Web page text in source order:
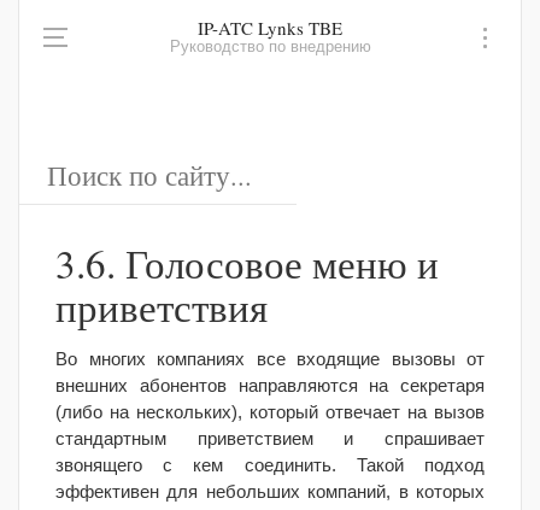
IP-ATC Lynks TBE
Руководство по внедрению
3.6. Голосовое меню и
приветствия
Во многих компаниях все входящие вызовы от
внешних абонентов направляются на секретаря
(либо на нескольких), который отвечает на вызов
стандартным приветствием и спрашивает
звонящего с кем соединить. Такой подход
эффективен для небольших компаний, в которых